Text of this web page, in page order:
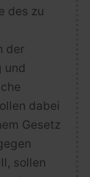
des zu
der
und
dabei
Gesetz
sollen